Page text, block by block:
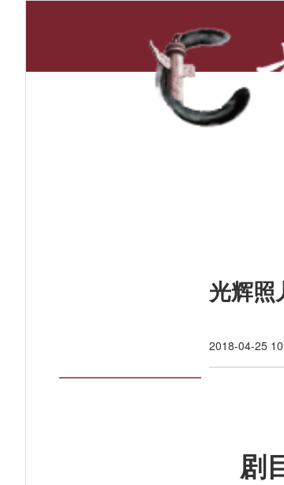
光辉照
2018-04-25
剧